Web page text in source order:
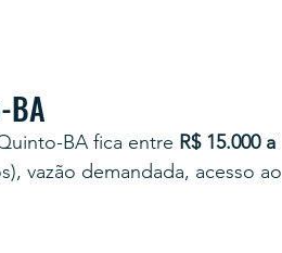
BA
BA fica entre R$ 15.000 a
vazão demandada, acesso ao